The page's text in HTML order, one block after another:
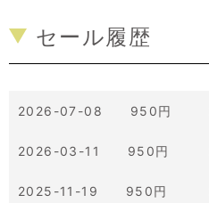
セール履歴
2026-07-08 950円
2026-03-11 950円
2025-11-19 950円